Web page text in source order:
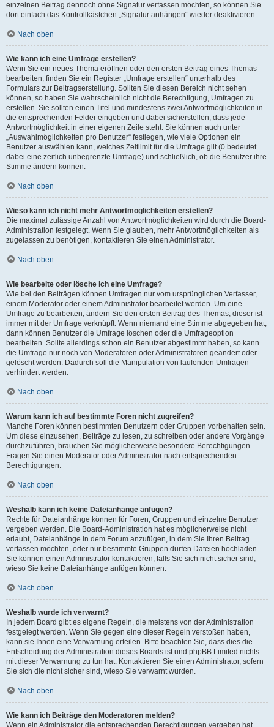
einzelnen Beitrag dennoch ohne Signatur verfassen möchten, so können Sie
dort einfach das Kontrollkästchen „Signatur anhängen“ wieder deaktivieren.
Nach oben
Wie kann ich eine Umfrage erstellen?
Wenn Sie ein neues Thema eröffnen oder den ersten Beitrag eines Themas
bearbeiten, finden Sie ein Register „Umfrage erstellen“ unterhalb des
Formulars zur Beitragserstellung. Sollten Sie diesen Bereich nicht sehen
können, so haben Sie wahrscheinlich nicht die Berechtigung, Umfragen zu
erstellen. Sie sollten einen Titel und mindestens zwei Antwortmöglichkeiten in
die entsprechenden Felder eingeben und dabei sicherstellen, dass jede
Antwortmöglichkeit in einer eigenen Zeile steht. Sie können auch unter
„Auswahlmöglichkeiten pro Benutzer“ festlegen, wie viele Optionen ein
Benutzer auswählen kann, welches Zeitlimit für die Umfrage gilt (0 bedeutet
dabei eine zeitlich unbegrenzte Umfrage) und schließlich, ob die Benutzer ihre
Stimme ändern können.
Nach oben
Wieso kann ich nicht mehr Antwortmöglichkeiten erstellen?
Die maximal zulässige Anzahl von Antwortmöglichkeiten wird durch die Board-
Administration festgelegt. Wenn Sie glauben, mehr Antwortmöglichkeiten als
zugelassen zu benötigen, kontaktieren Sie einen Administrator.
Nach oben
Wie bearbeite oder lösche ich eine Umfrage?
Wie bei den Beiträgen können Umfragen nur vom ursprünglichen Verfasser,
einem Moderator oder einem Administrator bearbeitet werden. Um eine
Umfrage zu bearbeiten, ändern Sie den ersten Beitrag des Themas; dieser ist
immer mit der Umfrage verknüpft. Wenn niemand eine Stimme abgegeben hat,
dann können Benutzer die Umfrage löschen oder die Umfrageoption
bearbeiten. Sollte allerdings schon ein Benutzer abgestimmt haben, so kann
die Umfrage nur noch von Moderatoren oder Administratoren geändert oder
gelöscht werden. Dadurch soll die Manipulation von laufenden Umfragen
verhindert werden.
Nach oben
Warum kann ich auf bestimmte Foren nicht zugreifen?
Manche Foren können bestimmten Benutzern oder Gruppen vorbehalten sein.
Um diese einzusehen, Beiträge zu lesen, zu schreiben oder andere Vorgänge
durchzuführen, brauchen Sie möglicherweise besondere Berechtigungen.
Fragen Sie einen Moderator oder Administrator nach entsprechenden
Berechtigungen.
Nach oben
Weshalb kann ich keine Dateianhänge anfügen?
Rechte für Dateianhänge können für Foren, Gruppen und einzelne Benutzer
vergeben werden. Die Board-Administration hat es möglicherweise nicht
erlaubt, Dateianhänge in dem Forum anzufügen, in dem Sie Ihren Beitrag
verfassen möchten, oder nur bestimmte Gruppen dürfen Dateien hochladen.
Sie können einen Administrator kontaktieren, falls Sie sich nicht sicher sind,
wieso Sie keine Dateianhänge anfügen können.
Nach oben
Weshalb wurde ich verwarnt?
In jedem Board gibt es eigene Regeln, die meistens von der Administration
festgelegt werden. Wenn Sie gegen eine dieser Regeln verstoßen haben,
kann sie Ihnen eine Verwarnung erteilen. Bitte beachten Sie, dass dies die
Entscheidung der Administration dieses Boards ist und phpBB Limited nichts
mit dieser Verwarnung zu tun hat. Kontaktieren Sie einen Administrator, sofern
Sie sich die nicht sicher sind, wieso Sie verwarnt wurden.
Nach oben
Wie kann ich Beiträge den Moderatoren melden?
Wenn ein Administrator die entsprechenden Berechtigungen vergeben hat,